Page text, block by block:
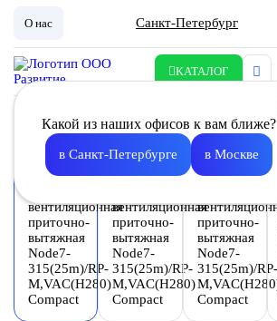
О нас Санкт-Петербург
КАТАЛОГ
Какой из наших офисов к вам ближе?
в Санкт-Петербурге в Москве